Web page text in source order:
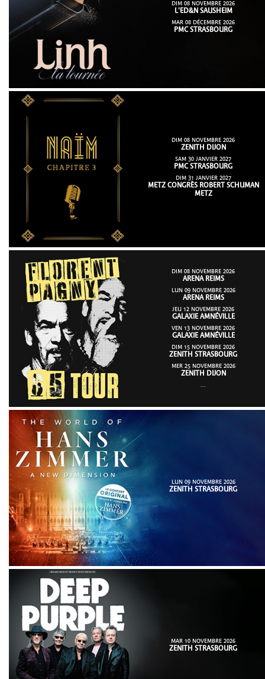
DIM 08 NOVEMBRE 2026
L'ED&N SAUSHEIM
MAR 08 DÉCEMBRE 2026
PMC STRASBOURG
DIM 08 NOVEMBRE 2026
ZENITH DIJON
SAM 30 JANVIER 2027
PMC STRASBOURG
DIM 31 JANVIER 2027
METZ CONGRÈS ROBERT SCHUMAN
METZ
DIM 08 NOVEMBRE 2026
ARENA REIMS
LUN 09 NOVEMBRE 2026
ARENA REIMS
JEU 12 NOVEMBRE 2026
GALAXIE AMNÉVILLE
VEN 13 NOVEMBRE 2026
GALAXIE AMNÉVILLE
DIM 15 NOVEMBRE 2026
ZENITH STRASBOURG
MER 25 NOVEMBRE 2026
ZENITH DIJON
...
LUN 09 NOVEMBRE 2026
ZENITH STRASBOURG
MAR 10 NOVEMBRE 2026
ZENITH STRASBOURG